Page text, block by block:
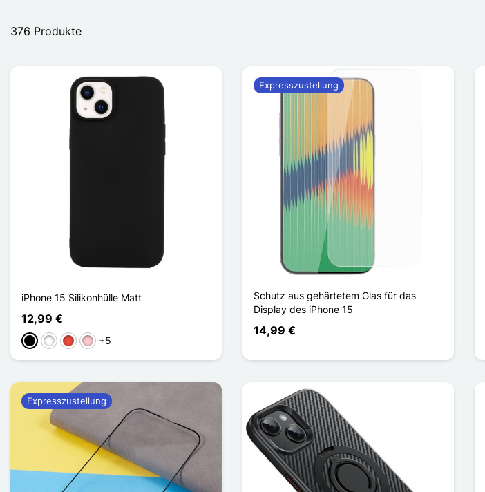
376 Produkte
iPhone 15 Silikonhülle Matt
12,99 €
Schwarz
WeißRot Pink+5
Schutz aus gehärtetem Glas für das
Display des iPhone 15
14,99 €
Expresszustellung
Expresszustellung